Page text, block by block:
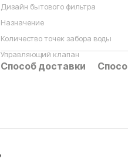
Дизайн бытового фильтра
Назначение
Количество точек забора воды
Управляющий клапан
Способ доставки